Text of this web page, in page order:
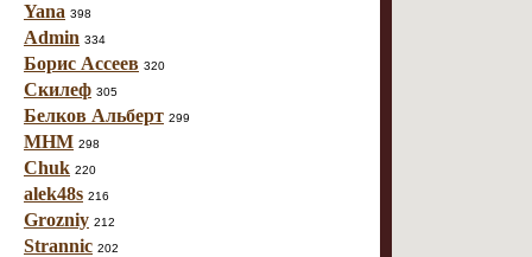
Yana 398
Admin 334
Борис Ассеев 320
Скилеф 305
Белков Альберт 299
МНМ 298
Chuk 220
alek48s 216
Grozniy 212
Strannic 202